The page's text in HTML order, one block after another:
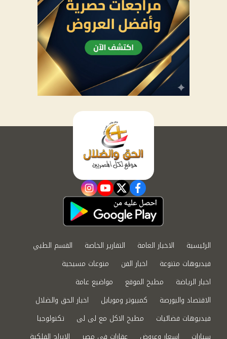
facebook
twitter
youtube
instagram
الرئيسية الاخبار العامة التقارير الخاصة
القسم الطبي
فيديوهات متنوعة
اخبار الفن
منوعات مسيحية
اخبار الرياضة
مطبخ الموقع
مواضيع عامة
الاقتصاد والبورصة
كمبيوتر وموبايل
اخبار الحق والضلال
فيديوهات فضائيات
مطبخ الاكل مع لى لى
تكنولوجيا